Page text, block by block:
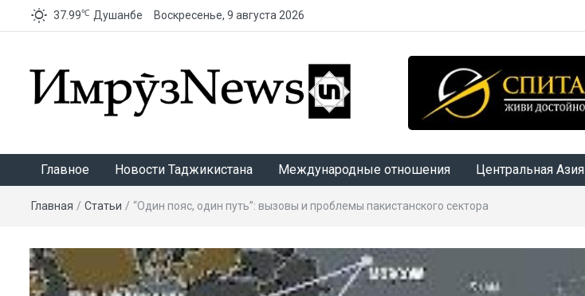
37.99℃ Душанбе Воскресенье, 9 августа 2026
Главное Новости Таджикистана Международные отношения Центральная Азия
Главная / Статьи / “Один пояс, один путь”: вызовы и проблемы пакистанского сектора